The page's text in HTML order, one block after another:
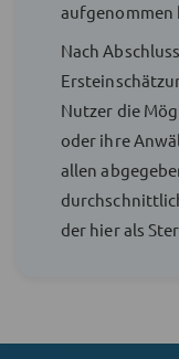
aufgenommen
Nach
Nutzer die
oder ihre
allen
der hier als